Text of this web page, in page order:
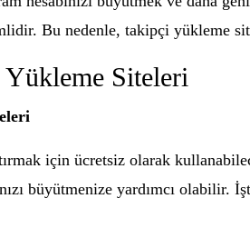
Bu nedenle, takipçi
Siteleri
için ücretsiz olarak
büyütmenize yardımcı